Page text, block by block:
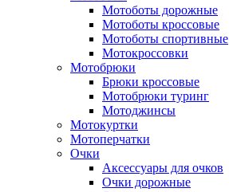
Мотоботы дорожные
Мотоботы кроссовые
Мотоботы спортивные
Мотокроссовки
Мотобрюки
Брюки кроссовые
Мотобрюки туринг
Мотоджинсы
Мотокуртки
Мотоперчатки
Очки
Аксессуары для очков
Очки дорожные